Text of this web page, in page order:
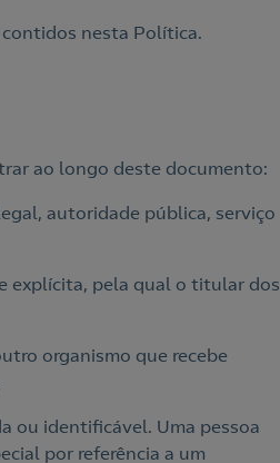
contidos nesta Política.
ao longo deste documento:
autoridade pública, serviço
explícita, pela qual o titular dos
organismo que recebe
ou identificável. Uma pessoa
por referência a um